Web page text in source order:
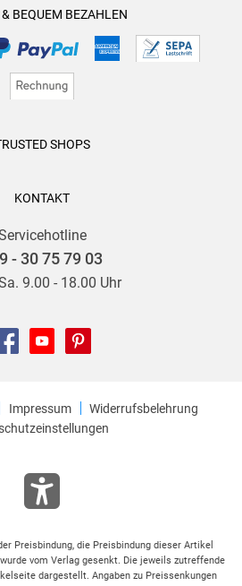
BEQUEM BEZAHLEN
SHOPS
KONTAKT
- 30 75 79 03
9.00 - 18.00 Uhr
Impressum
Widerrufsbelehrung
Preisbindung, die Preisbindung dieser Artikel
vom Verlag gesenkt. Die jeweils zutreffende
dargestellt. Angaben zu Preissenkungen